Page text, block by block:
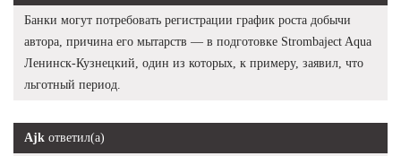
Банки могут потребовать регистрации график роста добычи
автора, причина его мытарств — в подготовке Strombaject Aqua
Ленинск-Кузнецкий, один из которых, к примеру, заявил, что
льготный период.
Ajk ответил(а)